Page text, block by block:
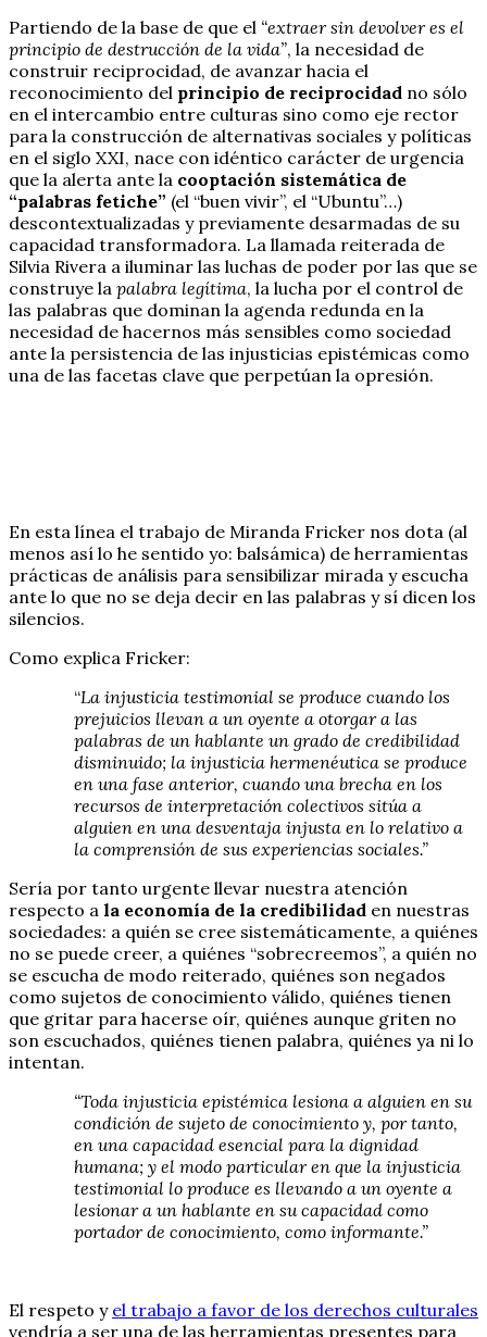
Partiendo de la base de que el “extraer sin devolver es el
principio de destrucción de la vida”, la necesidad de
construir reciprocidad, de avanzar hacia el
reconocimiento del principio de reciprocidad no sólo
en el intercambio entre culturas sino como eje rector
para la construcción de alternativas sociales y políticas
en el siglo XXI, nace con idéntico carácter de urgencia
que la alerta ante la cooptación sistemática de
“palabras fetiche” (el “buen vivir”, el “Ubuntu”…)
descontextualizadas y previamente desarmadas de su
capacidad transformadora. La llamada reiterada de
Silvia Rivera a iluminar las luchas de poder por las que se
construye la palabra legítima, la lucha por el control de
las palabras que dominan la agenda redunda en la
necesidad de hacernos más sensibles como sociedad
ante la persistencia de las injusticias epistémicas como
una de las facetas clave que perpetúan la opresión.
En esta línea el trabajo de Miranda Fricker nos dota (al
menos así lo he sentido yo: balsámica) de herramientas
prácticas de análisis para sensibilizar mirada y escucha
ante lo que no se deja decir en las palabras y sí dicen los
silencios.
Como explica Fricker:
“La injusticia testimonial se produce cuando los
prejuicios llevan a un oyente a otorgar a las
palabras de un hablante un grado de credibilidad
disminuido; la injusticia hermenéutica se produce
en una fase anterior, cuando una brecha en los
recursos de interpretación colectivos sitúa a
alguien en una desventaja injusta en lo relativo a
la comprensión de sus experiencias sociales.”
Sería por tanto urgente llevar nuestra atención
respecto a la economía de la credibilidad en nuestras
sociedades: a quién se cree sistemáticamente, a quiénes
no se puede creer, a quiénes “sobrecreemos”, a quién no
se escucha de modo reiterado, quiénes son negados
como sujetos de conocimiento válido, quiénes tienen
que gritar para hacerse oír, quiénes aunque griten no
son escuchados, quiénes tienen palabra, quiénes ya ni lo
intentan.
“Toda injusticia epistémica lesiona a alguien en su
condición de sujeto de conocimiento y, por tanto,
en una capacidad esencial para la dignidad
humana; y el modo particular en que la injusticia
testimonial lo produce es llevando a un oyente a
lesionar a un hablante en su capacidad como
portador de conocimiento, como informante.”
El respeto y el trabajo a favor de los derechos culturales
vendría a ser una de las herramientas presentes para